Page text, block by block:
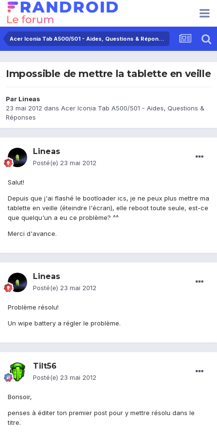
Acer Iconia Tab A500/501 - Aides, Questions & Réponses
Impossible de mettre la tablette en veille
Par Lineas
23 mai 2012 dans Acer Iconia Tab A500/501 - Aides, Questions &
Réponses
Lineas
Posté(e) 23 mai 2012
Salut!
Depuis que j'ai flashé le bootloader ics, je ne peux plus mettre ma
tablette en veille (éteindre l'écran), elle reboot toute seule, est-ce
que quelqu'un a eu ce problème? ^^
Merci d'avance.
Lineas
Posté(e) 23 mai 2012
Problème résolu!
Un wipe battery a régler le problème.
Tilt56
Posté(e) 23 mai 2012
Bonsoir,
penses à éditer ton premier post pour y mettre résolu dans le
titre.